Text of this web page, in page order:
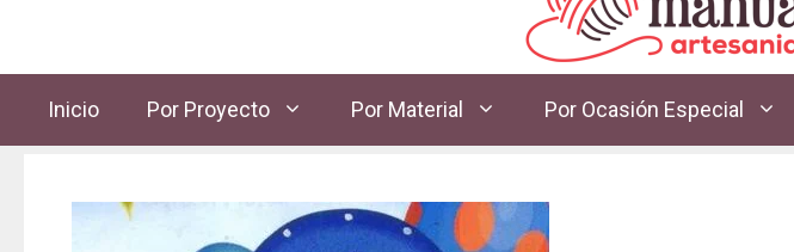
Inicio Por Proyecto Por Material Por Ocasión Especial